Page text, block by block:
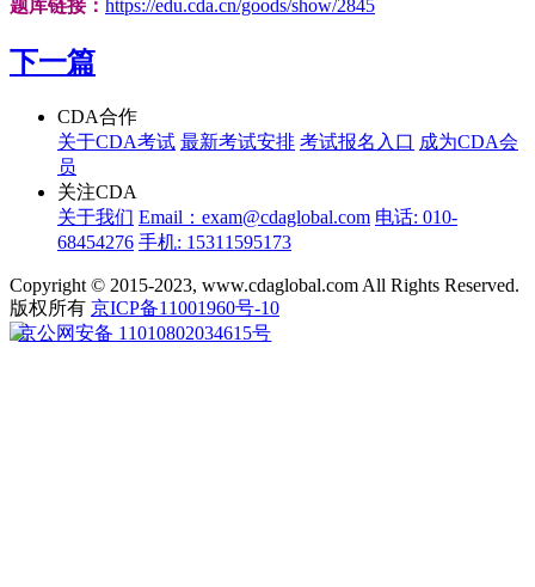
题库链接： https://edu.cda.cn/goods/show/2845
下一篇
CDA合作
关于CDA考试 最新考试安排 考试报名入口 成为CDA会
员
关注CDA
关于我们 Email：exam@cdaglobal.com 电话: 010-
68454276 手机: 15311595173
Copyright © 2015-2023, www.cdaglobal.com All Rights Reserved.
版权所有 京ICP备11001960号-10
京公网安备 11010802034615号